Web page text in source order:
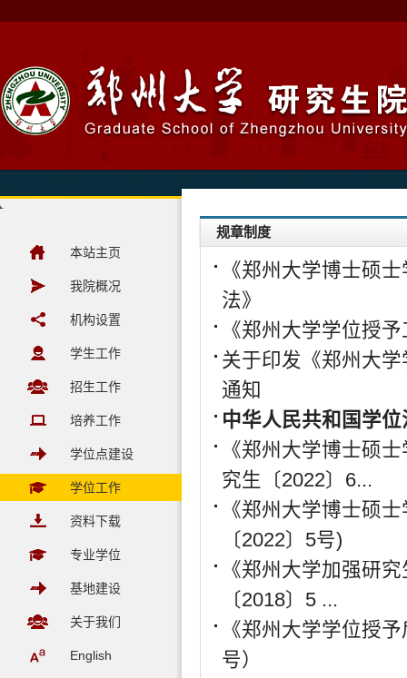
本站主页
我院概况
机构设置
学生工作
招生工作
培养工作
学位点建设
学位工作
资料下载
专业学位
基地建设
关于我们
English
规章制度
《郑州大学博士硕
法》
《郑州大学学位授
关于印发《郑州大
通知
中华人民共和国学位
《郑州大学博士硕
究生〔2022〕6...
《郑州大学博士硕
〔2022〕5号)
《郑州大学加强研
〔2018〕5 ...
《郑州大学学位授
号）